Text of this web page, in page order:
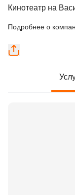
Кинотеатр на
Подробнее о